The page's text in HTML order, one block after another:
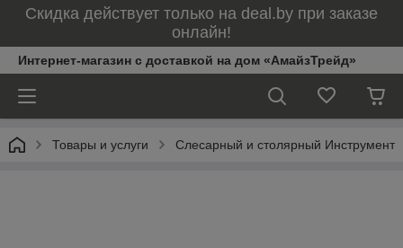
Скидка действует только на deal.by при заказе
онлайн!
Интернет-магазин с доставкой на дом «АмайзТрейд»
Товары и услуги Слесарный и столярный Инструмент